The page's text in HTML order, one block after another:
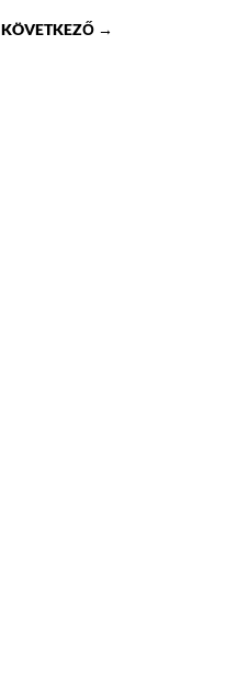
KÖVETKEZŐ →